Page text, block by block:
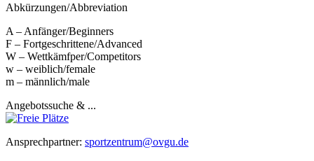
Abkürzungen/Abbreviation
A – Anfänger/Beginners
F – Fortgeschrittene/Advanced
W – Wettkämfper/Competitors
w – weiblich/female
m – männlich/male
Angebotssuche & ...
Ansprechpartner: sportzentrum@ovgu.de